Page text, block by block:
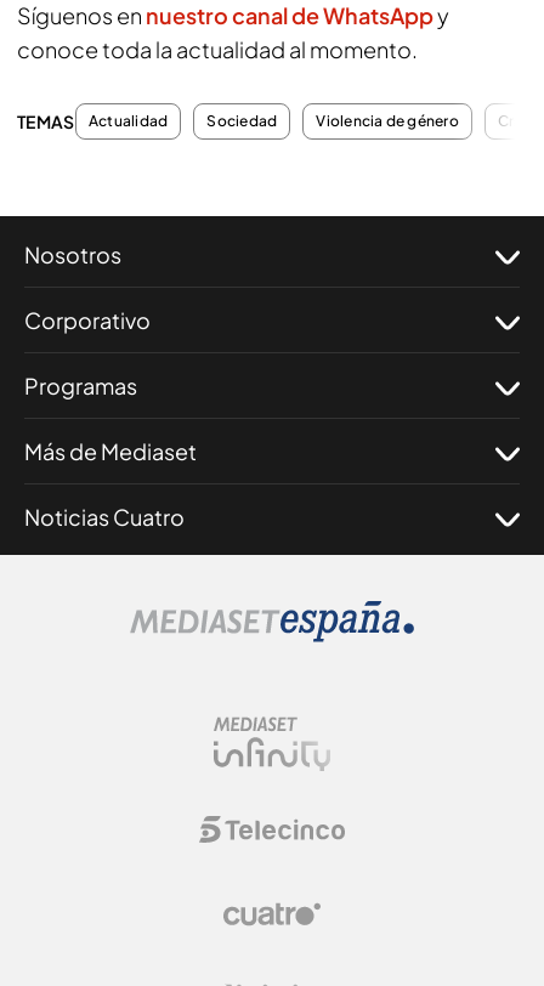
Síguenos en nuestro canal de WhatsAppy
conoce toda la actualidad al momento.
TEMAS Actualidad Sociedad Violencia de género
Nosotros
Corporativo
Programas
Más de Mediaset
Noticias Cuatro